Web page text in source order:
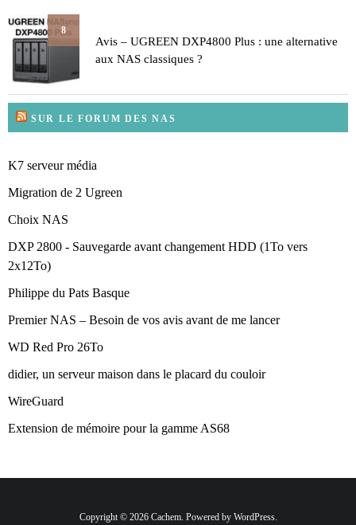
8
Avis – UGREEN DXP4800 Plus : une alternative
aux NAS classiques ?
SUR LE FORUM DES NAS
K7 serveur média
Migration de 2 Ugreen
Choix NAS
DXP 2800 - Sauvegarde avant changement HDD (1To vers
2x12To)
Philippe du Pats Basque
Premier NAS – Besoin de vos avis avant de me lancer
WD Red Pro 26To
didier, un serveur maison dans le placard du couloir
WireGuard
Extension de mémoire pour la gamme AS68
Copyright © 2026 Cachem. Powered by WordPress.